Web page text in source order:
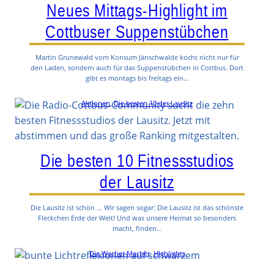
Neues Mittags-Highlight im
Cottbuser Suppenstübchen
Martin Grunewald vom Konsum Jänschwalde kocht nicht nur für
den Laden, sondern auch für das Suppenstübchen in Cottbus. Dort
gibt es montags bis freitags ein…
Aktionen, Die besten 10 der Lausitz
Die besten 10 Fitnessstudios
der Lausitz
Die Lausitz ist schön … Wir sagen sogar: Die Lausitz ist das schönste
Fleckchen Erde der Welt! Und was unsere Heimat so besonders
macht, finden…
Die Wacher Macher, Highlights